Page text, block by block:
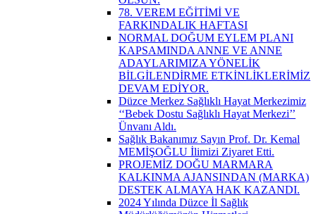
78. VEREM EĞİTİMİ VE
FARKINDALIK HAFTASI
NORMAL DOĞUM EYLEM PLANI
KAPSAMINDA ANNE VE ANNE
ADAYLARIMIZA YÖNELİK
BİLGİLENDİRME ETKİNLİKLERİMİZ
DEVAM EDİYOR.
Düzce Merkez Sağlıklı Hayat Merkezimiz
‘‘Bebek Dostu Sağlıklı Hayat Merkezi’’
Ünvanı Aldı.
Sağlık Bakanımız Sayın Prof. Dr. Kemal
MEMİŞOĞLU İlimizi Ziyaret Etti.
PROJEMİZ DOĞU MARMARA
KALKINMA AJANSINDAN (MARKA)
DESTEK ALMAYA HAK KAZANDI.
2024 Yılında Düzce İl Sağlık